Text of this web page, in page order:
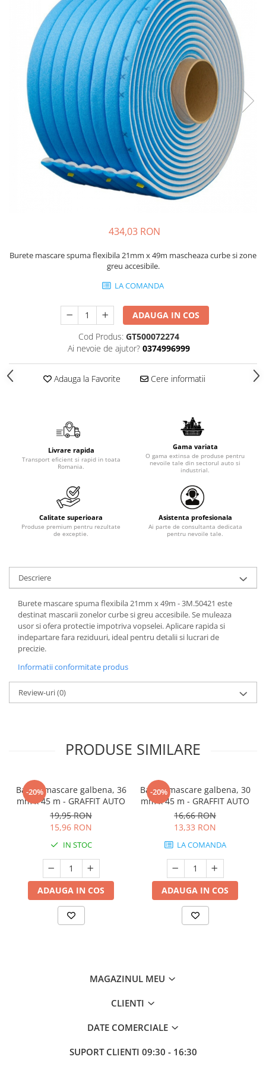
Protectie piele
Protectie vizuala
Vopsire
Sisteme si pahare PPS
Pahare de amestec
Curatare
Tinichigerie
434,03 RON
Burete mascare spuma flexibila 21mm x 49m mascheaza curbe si zone
greu accesibile.
LA COMANDA
ADAUGA IN COS
Cod Produs: GT500072274
Ai nevoie de ajutor? 0374996999
Adauga la Favorite Cere informatii
Livrare rapida
Transport eficient si rapid in toata
Romania.
Gama variata
O gama extinsa de produse pentru
nevoile tale din sectorul auto si
industrial.
Calitate superioara
Produse premium pentru rezultate
de exceptie.
Asistenta profesionala
Ai parte de consultanta dedicata
pentru nevoile tale.
Descriere
Burete mascare spuma flexibila 21mm x 49m - 3M.50421 este
destinat mascarii zonelor curbe si greu accesibile. Se muleaza
usor si ofera protectie impotriva vopselei. Aplicare rapida si
indepartare fara reziduuri, ideal pentru detalii si lucrari de
precizie.
Informatii conformitate produs
Review-uri(0)
PRODUSE SIMILARE
-20%
Banda mascare galbena, 36
mm x 45 m - GRAFFIT AUTO
19,95 RON
15,96 RON
IN STOC
ADAUGA IN COS
-20%
Banda mascare galbena, 30
mm x 45 m - GRAFFIT AUTO
16,66 RON
13,33 RON
LA COMANDA
ADAUGA IN COS
MAGAZINUL MEU
CLIENTI
DATE COMERCIALE
SUPORT CLIENTI 09:30 - 16:30